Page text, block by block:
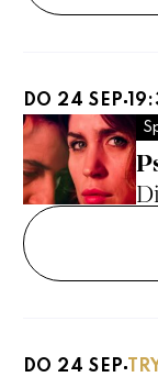
DO 24 SEP
DO 24 SEP